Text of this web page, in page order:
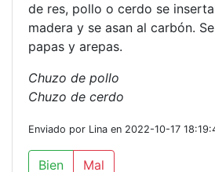
de res, pollo o cerdo se
madera y se asan al carbón.
papas y arepas.
Chuzo de pollo
Chuzo de cerdo
Enviado por Lina en 2022-10-17
Bien Mal